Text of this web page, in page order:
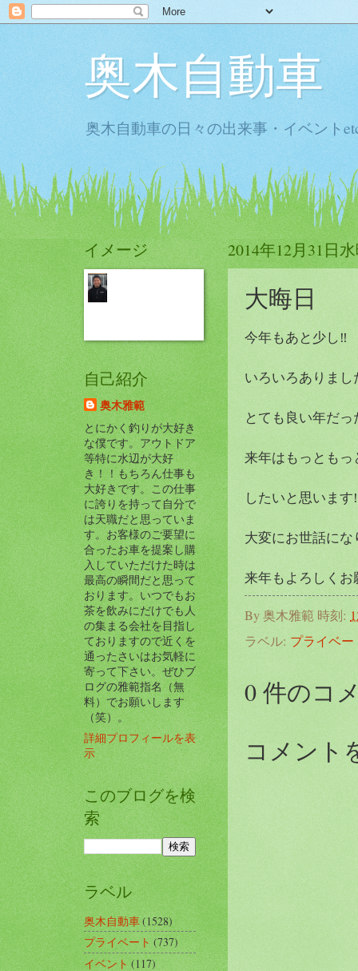
奥木自動車
奥木自動車の日々の出来事・イベント
2014年12月31日
大晦日
今年もあと少し‼️
いろいろありまし
とても良い年だ
来年はもっともっ
したいと思いま
大変にお世話にな
来年もよろしく
By奥木雅範 時刻:
ラベル: プライベー
0 件のコ
コメント
イメージ
自己紹介
奥木雅範
とにかく釣りが大好き
な僕です。アウトドア
等特に水辺が大好
き！！もちろん仕事も
大好きです。この仕事
に誇りを持って自分で
は天職だと思っていま
す。お客様のご要望に
合ったお車を提案し購
入していただけた時は
最高の瞬間だと思って
おります。いつでもお
茶を飲みにだけでも人
の集まる会社を目指し
ておりますので近くを
通ったさいはお気軽に
寄って下さい。ぜひブ
ログの雅範指名（無
料）でお願いします
（笑）。
詳細プロフィールを表
示
このブログを検
索
ラベル
奥木自動車(1528)
プライベート(737)
イベント(117)